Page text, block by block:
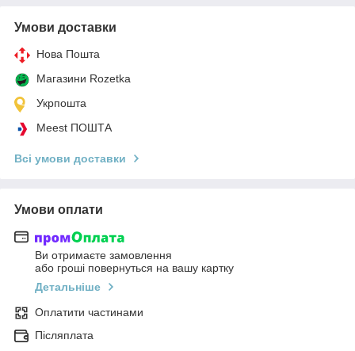
Умови доставки
Нова Пошта
Магазини Rozetka
Укрпошта
Meest ПОШТА
Всі умови доставки
Умови оплати
Ви отримаєте замовлення
або гроші повернуться на вашу картку
Детальніше
Оплатити частинами
Післяплата